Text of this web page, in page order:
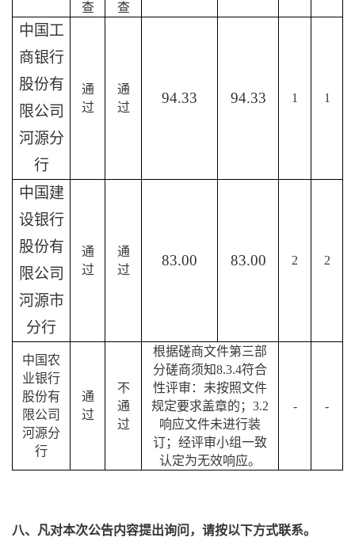
查
查
中国工
商银行
股份有
限公司
河源分
行
通
过
通
过
94.33 94.33 1 1
中国建
设银行
股份有
限公司
河源市
分行
通
过
通
过
83.00 83.00 2 2
中国农
业银行
股份有
限公司
河源分
行
通
过
不
通
过
根据磋商文件第三部
分磋商须知8.3.4符合
性评审：未按照文件
规定要求盖章的；3.2
响应文件未进行装
订；经评审小组一致
认定为无效响应。
- -
八、凡对本次公告内容提出询问，请按以下方式联系。